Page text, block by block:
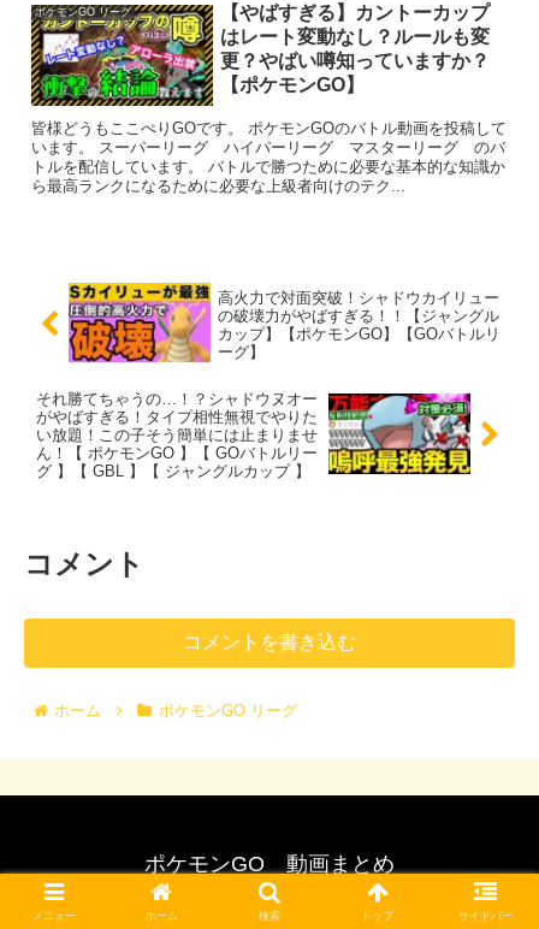
ポケモンGO リーグ
【やばすぎる】カントーカップ
はレート変動なし？ルールも変
更？やばい噂知っていますか？
【ポケモンGO】
皆様どうもここぺりGOです。 ポケモンGOのバトル動画を投稿して
います。 スーパーリーグ ハイパーリーグ マスターリーグ のバ
トルを配信しています。 バトルで勝つために必要な基本的な知識か
ら最高ランクになるために必要な上級者向けのテク...
高火力で対面突破！シャドウカイリュー
の破壊力がやばすぎる！！【ジャングル
カップ】【ポケモンGO】【GOバトルリ
ーグ】
それ勝てちゃうの…！？シャドウヌオー
がやばすぎる！タイプ相性無視でやりた
い放題！この子そう簡単には止まりませ
ん！【 ポケモンGO 】【 GOバトルリー
グ 】【 GBL 】【 ジャングルカップ 】
コメント
コメントを書き込む
ホーム ポケモンGO リーグ
ポケモンGO 動画まとめ
© 2017 ポケモンGO 動画まとめ.
メニュー ホーム 検索 トップ サイドバー